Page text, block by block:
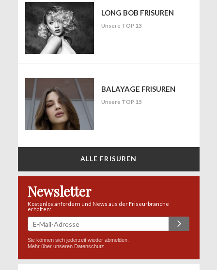
LONG BOB FRISUREN
Unsere TOP 13
BALAYAGE FRISUREN
Unsere TOP 15
ALLE FRISUREN
Newsletter
Kostenlos anfordern und News aus der Friseurbranche
erhalten:
Sie können sich jederzeit wieder abmelden.
Mehr über unseren Datenschutz